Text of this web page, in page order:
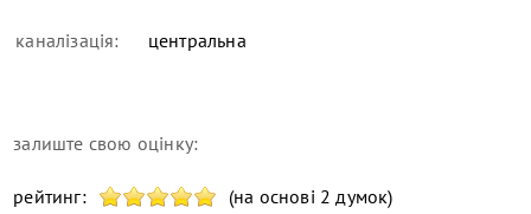
каналізація: центральна
залиште свою оцінку:
рейтинг: (на основі 2 думок)